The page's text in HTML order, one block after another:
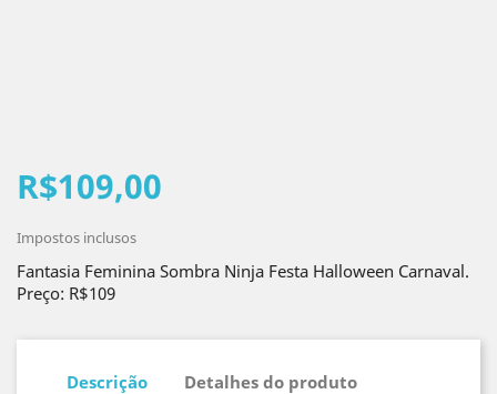
R$109,00
Impostos inclusos
Fantasia Feminina Sombra Ninja Festa Halloween Carnaval.
Preço: R$109
Descrição
Detalhes do produto